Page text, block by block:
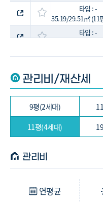
타입 : -
35.19/29.51㎡ (11평,
타입 : -
타입 : -
관리비/재산세
9평(2세대)
11평(4세대)
관리비
연평균